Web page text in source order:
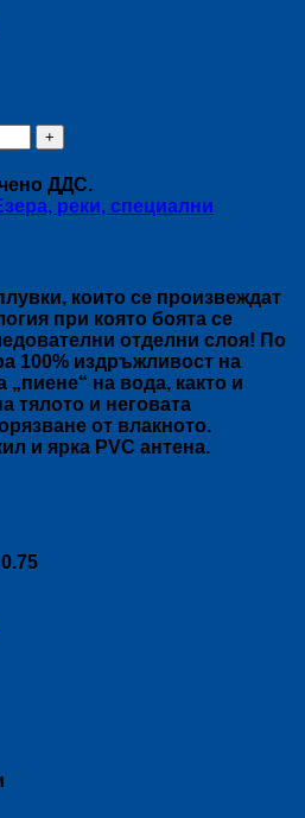
ДДС.
реки, специални
които се произвеждат
при която боята се
отделни слоя! По
100% издръжливост на
на вода, както и
тялото и неговата
от влакното.
и ярка PVC антена.